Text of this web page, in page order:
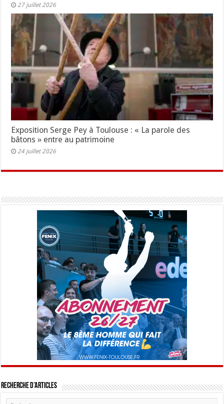
27 juillet 2026
Exposition Serge Pey à Toulouse : « La parole des
bâtons » entre au patrimoine
24 juillet 2026
Recherche d’articles